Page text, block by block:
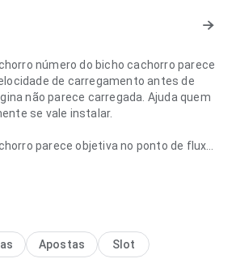
número do bicho cachorro parece
de carregamento antes de
não parece carregada. Ajuda quem
se vale instalar.
parece objetiva no ponto de fluxo
deixa uma impressão limpa e
Apostas
Slot